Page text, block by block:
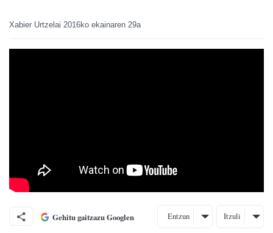
Xabier Urtzelai 2016ko ekainaren 29a
Gehitu gaitzazu Googlen Entzun Itzuli